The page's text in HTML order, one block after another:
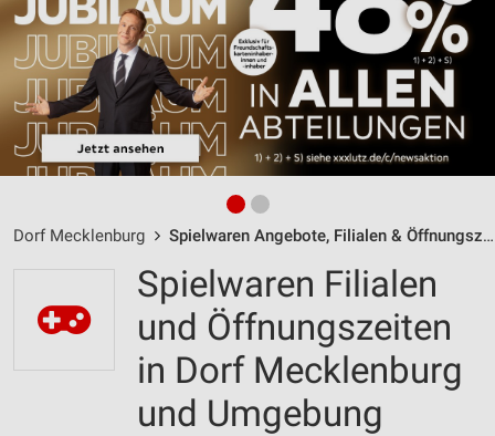
Dorf Mecklenburg Spielwaren Angebote, Filialen & Öffnungszeiten
Spielwaren Filialen
und Öffnungszeiten
in Dorf Mecklenburg
und Umgebung